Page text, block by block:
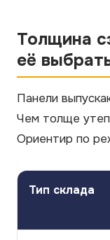
Толщина
её
Панели
Чем толще
Ориентир по
Тип склада